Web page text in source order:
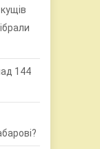
144